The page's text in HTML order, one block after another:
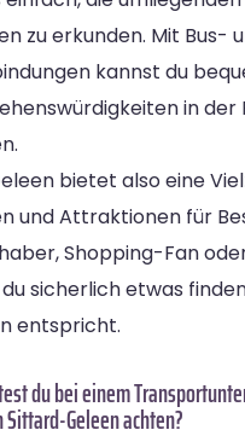
zu erkunden. Mit Bus-
kannst du
in der
bietet also eine
und Attraktionen für
Shopping-Fan
sicherlich etwas
entspricht.
du bei einem
Sittard-Geleen achten?